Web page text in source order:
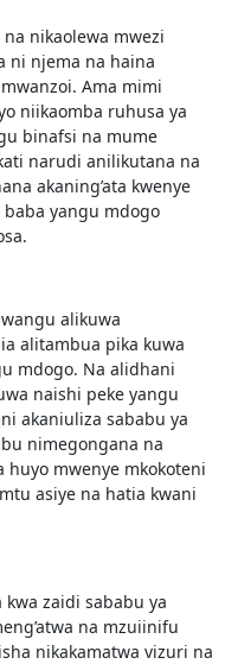
nikaolewa mwezi
ni njema na haina
Ama mimi
niikaomba ruhusa ya
binafsi na mume
narudi anilikutana na
akaning’ata kwenye
yangu mdogo
alikuwa
alitambua pika kuwa
mdogo. Na alidhani
naishi peke yangu
akaniuliza sababu ya
nimegongana na
huyo mwenye mkokoteni
asiye na hatia kwani
zaidi sababu ya
na mzuiinifu
nikakamatwa vizuri na